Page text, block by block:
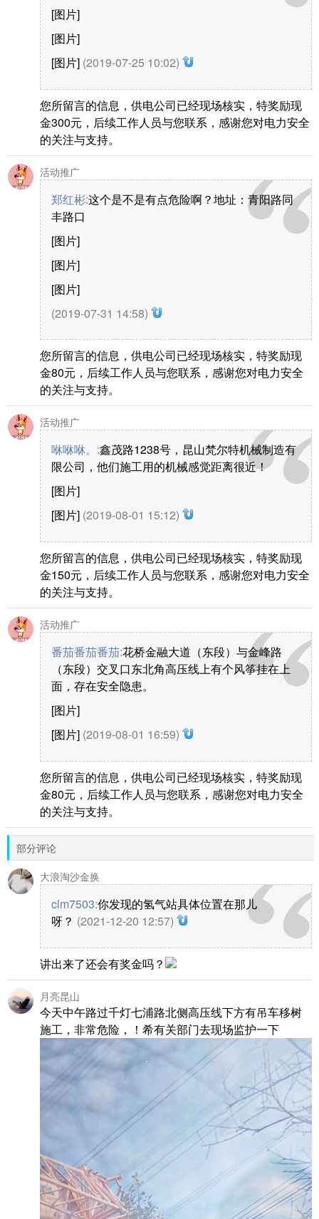
[图片]
[图片]
[图片] (2019-07-25 10:02)
您所留言的信息，供电公司已经现场核实，特奖励现
金300元，后续工作人员与您联系，感谢您对电力安全
的关注与支持。
活动推广
郑红彬:这个是不是有点危险啊？地址：青阳路同
丰路口
[图片]
[图片]
[图片]
(2019-07-31 14:58)
您所留言的信息，供电公司已经现场核实，特奖励现
金80元，后续工作人员与您联系，感谢您对电力安全
的关注与支持。
活动推广
咻咻咻。 :鑫茂路1238号，昆山梵尔特机械制造有
限公司，他们施工用的机械感觉距离很近！
[图片]
[图片] (2019-08-01 15:12)
您所留言的信息，供电公司已经现场核实，特奖励现
金150元，后续工作人员与您联系，感谢您对电力安全
的关注与支持。
活动推广
番茄番茄番茄:花桥金融大道（东段）与金峰路
（东段）交叉口东北角高压线上有个风筝挂在上
面，存在安全隐患。
[图片]
[图片] (2019-08-01 16:59)
您所留言的信息，供电公司已经现场核实，特奖励现
金80元，后续工作人员与您联系，感谢您对电力安全
的关注与支持。
部分评论
大浪淘沙金换
clm7503:你发现的氢气站具体位置在那儿
呀？ (2021-12-20 12:57)
讲出来了还会有奖金吗？
月亮昆山
今天中午路过千灯七浦路北侧高压线下方有吊车移树
施工，非常危险，！希有关部门去现场监护一下